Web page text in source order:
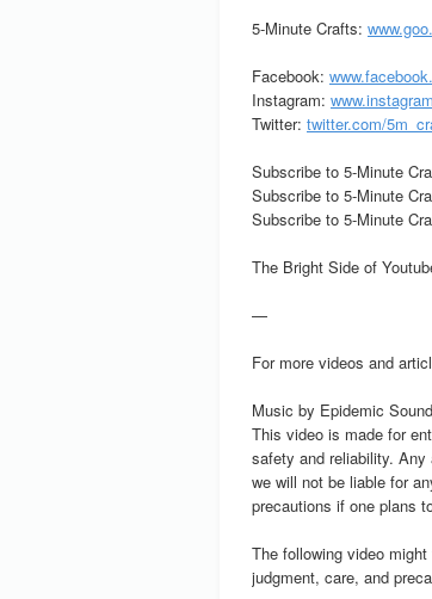
5-Minute Crafts:
Facebook:
Instagram:
Twitter: twitter.com/
Subscribe to 5-Minute
Subscribe to 5-Minute
Subscribe to 5-Minute
The Bright Side of
—
For more videos and
Music by Epidemic
This video is made for
safety and reliability.
we will not be liable for
precautions if one plans
The following video
judgment, care, and